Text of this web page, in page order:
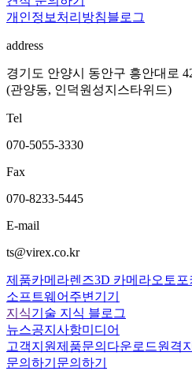
개인정보처리방침블로그
address
경기도 안양시 동안구 흥안대로
(관양동, 인덕원성지스타위드)
Tel
070-5055-3330
Fax
070-8233-5445
E-mail
ts@virex.co.kr
제품카메라렌즈3D 카메라오토
소프트웨어 주변기기
지식기술 지식 블로그
뉴스공지사항미디어
고객지원제품문의 다운로드원격
문의하기 문의하기